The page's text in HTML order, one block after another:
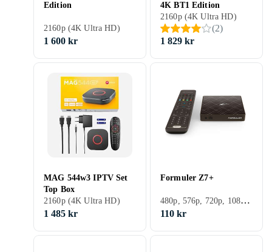
Edition
2160p (4K Ultra HD)
1 600 kr
4K BT1 Edition
2160p (4K Ultra HD)
(2)
1 829 kr
MAG 544w3 IPTV Set
Top Box
2160p (4K Ultra HD)
1 485 kr
Formuler Z7+
480p, 576p, 720p, 1080p (Full HD), 1080i, 576i, 2160p (4K Ultra HD), Marksänd (DVB-T)
110 kr